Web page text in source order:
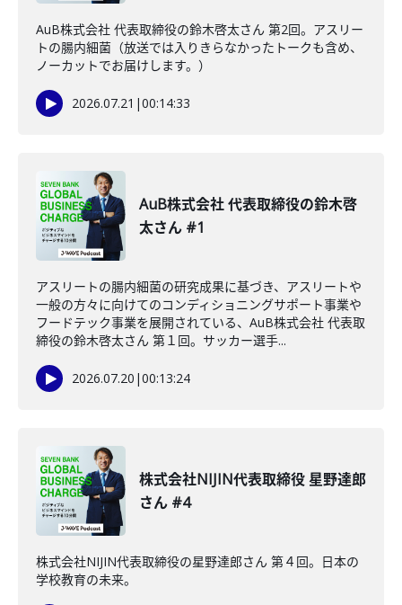
AuB株式会社 代表取締役の鈴木啓太さん 第2回。アスリー
トの腸内細菌（放送では入りきらなかったトークも含め、
ノーカットでお届けします。）
2026.07.21 |00:14:33
AuB株式会社 代表取締役の鈴木啓
太さん #1
アスリートの腸内細菌の研究成果に基づき、アスリートや
一般の方々に向けてのコンディショニングサポート事業や
フードテック事業を展開されている、AuB株式会社 代表取
締役の鈴木啓太さん 第１回。サッカー選手...
2026.07.20 |00:13:24
株式会社NIJIN代表取締役 星野達郎
さん #4
株式会社NIJIN代表取締役の星野達郎さん 第４回。日本の
学校教育の未来。